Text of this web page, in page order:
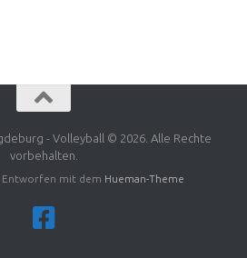
- Volleyball © 2026. Alle Rechte
vorbehalten.
mit dem Hueman-Theme